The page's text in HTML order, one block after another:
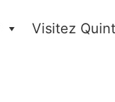
Visitez